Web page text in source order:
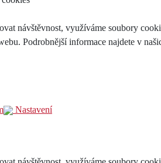
návštěvnost, využíváme soubory
Podrobnější informace najdete v
Nastavení